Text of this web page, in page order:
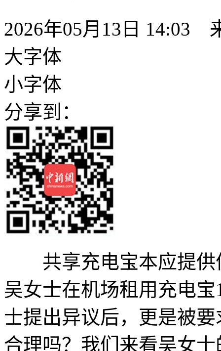
2026年05月13日 14:03
大字体
小字体
分享到：
共享充电宝本应提供
吴女士在机场租用充电
士提出异议后，更是被
合理吗？我们来看吴女